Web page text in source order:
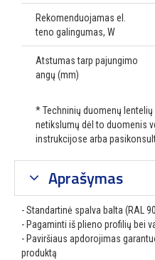
Rekomenduojamas el.
teno galingumas, W
Atstumas tarp pajungimo
angų (mm)
* Techninių duomenų
netikslumų dėl to duomenis
instrukcijose arba
Aprašymas
- Standartinė spalva balta (RAL
- Pagaminti iš plieno profilių bei
- Paviršiaus apdorojimas
produktą